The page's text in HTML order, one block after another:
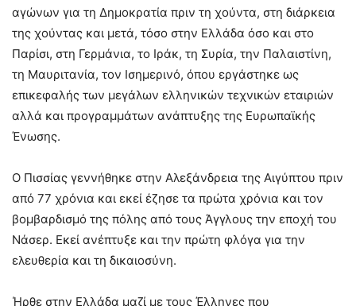
αγώνων για τη Δημοκρατία πριν τη χούντα, στη διάρκεια
της χούντας και μετά, τόσο στην Ελλάδα όσο και στο
Παρίσι, στη Γερμάνια, το Ιράκ, τη Συρία, την Παλαιστίνη,
τη Μαυριτανία, τον Ισημερινό, όπου εργάστηκε ως
επικεφαλής των μεγάλων ελληνικών τεχνικών εταιριών
αλλά και προγραμμάτων ανάπτυξης της Ευρωπαϊκής
Ένωσης.
Ο Πισσίας γεννήθηκε στην Αλεξάνδρεια της Αιγύπτου πριν
από 77 χρόνια και εκεί έζησε τα πρώτα χρόνια και τον
βομβαρδισμό της πόλης από τους Άγγλους την εποχή του
Νάσερ. Εκεί ανέπτυξε και την πρώτη φλόγα για την
ελευθερία και τη δικαιοσύνη.
Ήρθε στην Ελλάδα μαζί με τους Έλληνες που